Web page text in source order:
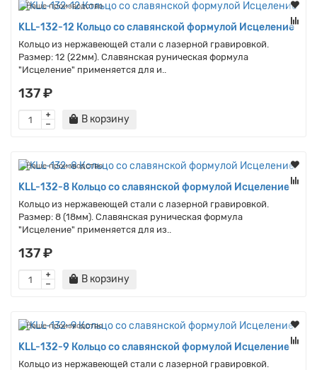
Наше производство
KLL-132-12 Кольцо со славянской формулой Исцеление
Кольцо из нержавеющей стали с лазерной гравировкой.
Размер: 12 (22мм). Славянская руническая формула
"Исцеление" применяется для и..
137 ₽
В корзину
Наше производство
KLL-132-8 Кольцо со славянской формулой Исцеление
Кольцо из нержавеющей стали с лазерной гравировкой.
Размер: 8 (18мм). Славянская руническая формула
"Исцеление" применяется для из..
137 ₽
В корзину
Наше производство
KLL-132-9 Кольцо со славянской формулой Исцеление
Кольцо из нержавеющей стали с лазерной гравировкой.